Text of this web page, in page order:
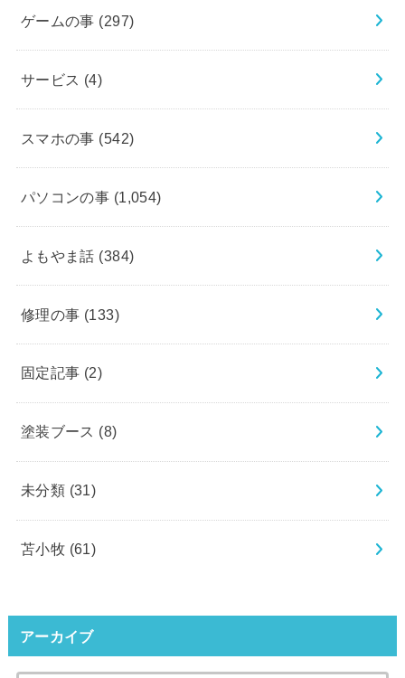
ゲームの事 (297)
サービス (4)
スマホの事 (542)
パソコンの事 (1,054)
よもやま話 (384)
修理の事 (133)
固定記事 (2)
塗装ブース (8)
未分類 (31)
苫小牧 (61)
アーカイブ